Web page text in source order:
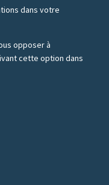
dans votre
opposer à
cette option dans